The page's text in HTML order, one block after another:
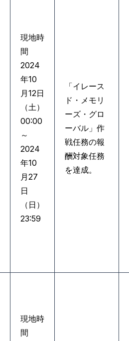
現地時
間
2024
年10
月12日
（土）
00:00
～
2024
年10
月27
日
（日）
23:59
「イレース
ド・メモリ
ーズ・グロ
ーバル」作
戦任務の報
酬対象任務
を達成。
現地時
間